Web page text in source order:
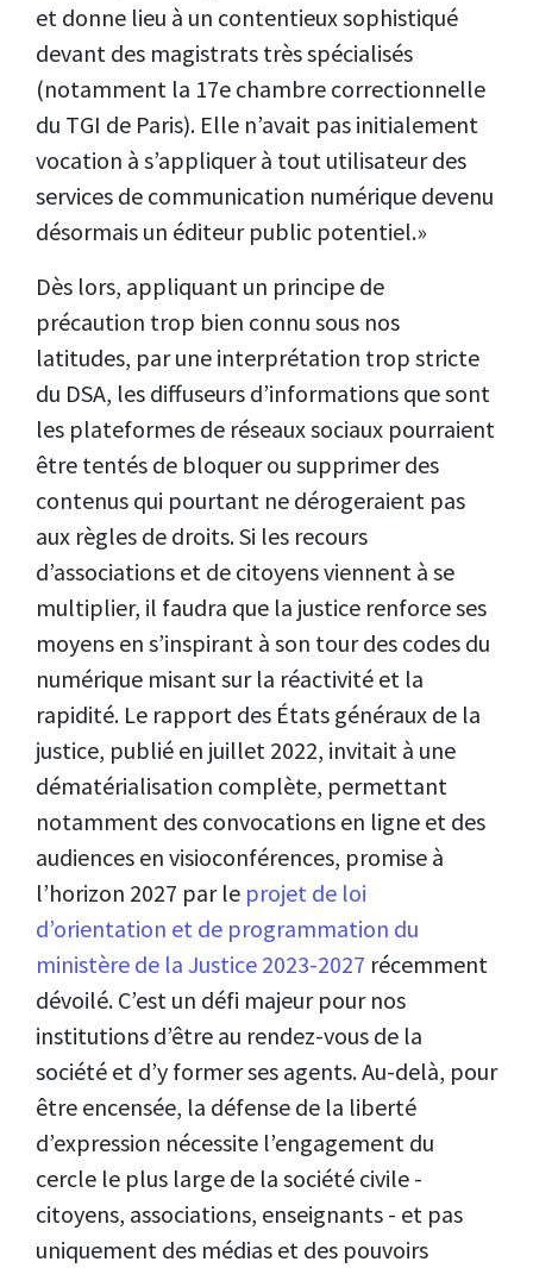
et donne lieu à un contentieux sophistiqué
devant des magistrats très spécialisés
(notamment la 17e chambre correctionnelle
du TGI de Paris). Elle n’avait pas initialement
vocation à s’appliquer à tout utilisateur des
services de communication numérique devenu
désormais un éditeur public potentiel.»
Dès lors, appliquant un principe de
précaution trop bien connu sous nos
latitudes, par une interprétation trop stricte
du DSA, les diffuseurs d’informations que sont
les plateformes de réseaux sociaux pourraient
être tentés de bloquer ou supprimer des
contenus qui pourtant ne dérogeraient pas
aux règles de droits. Si les recours
d’associations et de citoyens viennent à se
multiplier, il faudra que la justice renforce ses
moyens en s’inspirant à son tour des codes du
numérique misant sur la réactivité et la
rapidité. Le rapport des États généraux de la
justice, publié en juillet 2022, invitait à une
dématérialisation complète, permettant
notamment des convocations en ligne et des
audiences en visioconférences, promise à
l’horizon 2027 par le projet de loi
d’orientation et de programmation du
ministère de la Justice 2023-2027 récemment
dévoilé. C’est un défi majeur pour nos
institutions d’être au rendez-vous de la
société et d’y former ses agents. Au-delà, pour
être encensée, la défense de la liberté
d’expression nécessite l’engagement du
cercle le plus large de la société civile -
citoyens, associations, enseignants - et pas
uniquement des médias et des pouvoirs